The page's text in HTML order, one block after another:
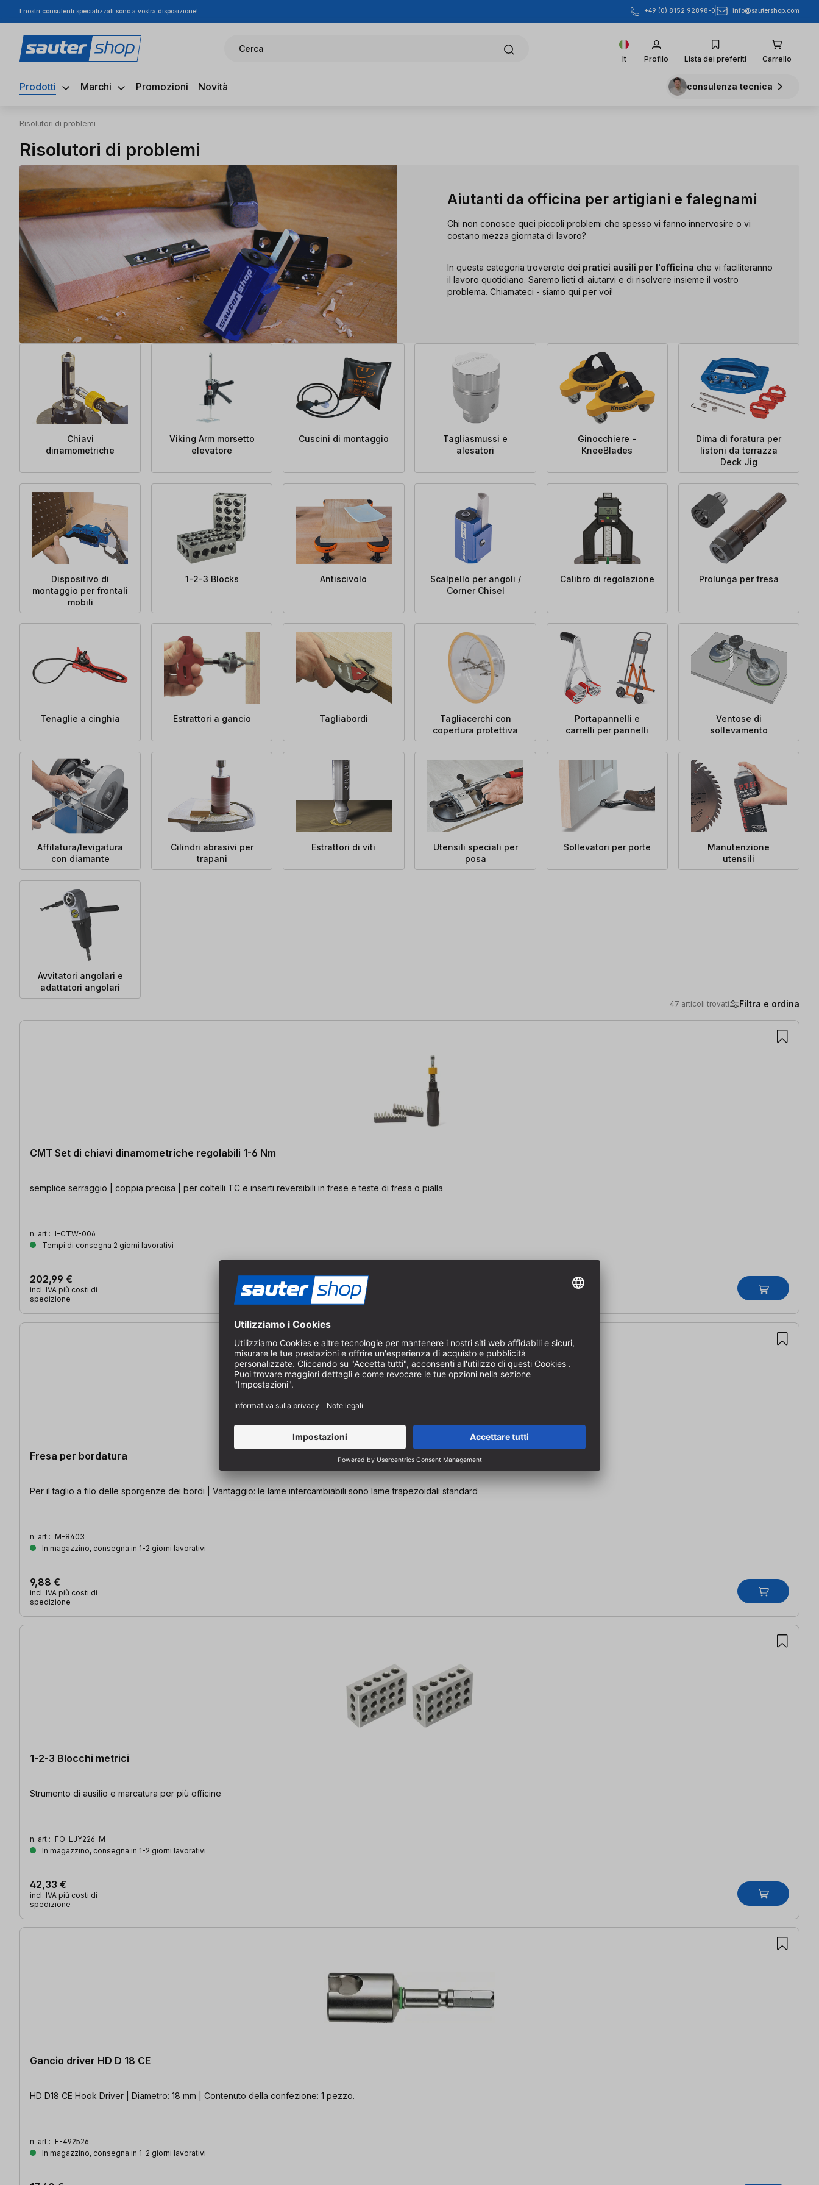
al contenuto principale
Salta alla ricerca
Passa alla navigazione principale
I nostri consulenti specializzati sono a vostra disposizione! +49 (0) 8152 92898-0 info@sautershop.com
Cerca
It Profilo Lista dei preferiti Carrello
Prodotti Marchi Promozioni Novità consulenza tecnica
Risolutori di problemi
Risolutori di problemi
Aiutanti da officina per artigiani e falegnami
Chi non conosce quei piccoli problemi che spesso vi fanno innervosire o vi
costano mezza giornata di lavoro?
In questa categoria troverete dei pratici ausili per l'officina che vi faciliteranno
il lavoro quotidiano. Saremo lieti di aiutarvi e di risolvere insieme il vostro
problema. Chiamateci - siamo qui per voi!
Chiavi
dinamometriche
Viking Arm morsetto
elevatore
Cuscini di montaggio
Tagliasmussi e
alesatori
Ginocchiere -
KneeBlades
Dima di foratura per
listoni da terrazza
Deck Jig
Dispositivo di
montaggio per frontali
mobili
1-2-3 Blocks Antiscivolo
Scalpello per angoli /
Corner Chisel
Calibro di regolazione Prolunga per fresa
Tenaglie a cinghia Estrattori a gancio Tagliabordi
Tagliacerchi con
copertura protettiva
Portapannelli e
carrelli per pannelli
Ventose di
sollevamento
Affilatura/levigatura
con diamante
Cilindri abrasivi per
trapani
Estrattori di viti
Utensili speciali per
posa
Sollevatori per porte
Manutenzione
utensili
Avvitatori angolari e
adattatori angolari
47 articoli trovati Filtra e ordina
47 articoli trovati
CMT Set di chiavi dinamometriche regolabili 1-6 Nm
semplice serraggio | coppia precisa | per coltelli TC e inserti reversibili in frese e teste di fresa o pialla
n. art.: I-CTW-006
Tempi di consegna 2 giorni lavorativi
202,99 €
incl. IVA più costi di
spedizione
Fresa per bordatura
Per il taglio a filo delle sporgenze dei bordi | Vantaggio: le lame intercambiabili sono lame trapezoidali standard
n. art.: M-8403
In magazzino, consegna in 1-2 giorni lavorativi
9,88 €
incl. IVA più costi di
spedizione
1-2-3 Blocchi metrici
Strumento di ausilio e marcatura per più officine
n. art.: FO-LJY226-M
In magazzino, consegna in 1-2 giorni lavorativi
42,33 €
incl. IVA più costi di
spedizione
Gancio driver HD D 18 CE
HD D18 CE Hook Driver | Diametro: 18 mm | Contenuto della confezione: 1 pezzo.
n. art.: F-492526
In magazzino, consegna in 1-2 giorni lavorativi